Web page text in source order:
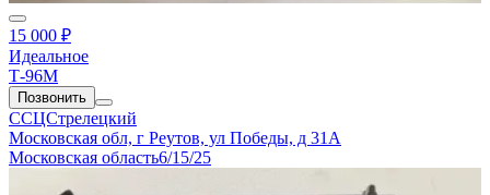
15 000 ₽
Идеальное
Т-96М
Позвонить
ССЦСтрелецкий
Московская обл, г Реутов, ул Победы, д 31А
Московская область6/15/25